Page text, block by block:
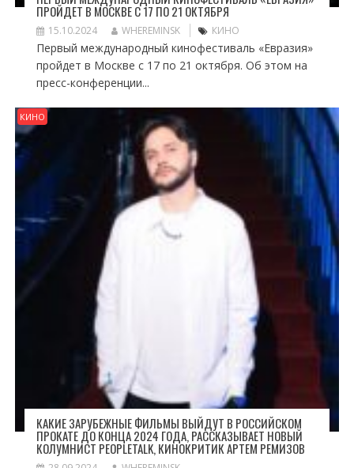
ПРОЙДЕТ В МОСКВЕ С 17 ПО 21 ОКТЯБРЯ
15.10.2024 WHEREMINSK КИНО
Первый международный кинофестиваль «Евразия»
пройдет в Москве с 17 по 21 октября. Об этом на
пресс-конференции...
КИНО
КАКИЕ ЗАРУБЕЖНЫЕ ФИЛЬМЫ ВЫЙДУТ В РОССИЙСКОМ
ПРОКАТЕ ДО КОНЦА 2024 ГОДА, РАССКАЗЫВАЕТ НОВЫЙ
КОЛУМНИСТ PEOPLETALK, КИНОКРИТИК АРТЕМ РЕМИЗОВ